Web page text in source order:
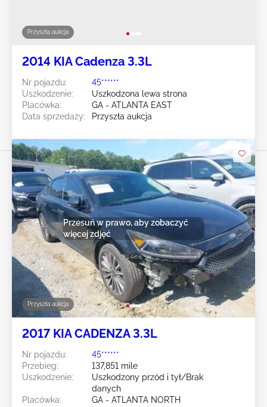
Przyszła aukcja
2014 KIA Cadenza 3.3L
Nr pojazdu:
45******
Uszkodzenie:
Uszkodzona lewa strona
Placówka:
GA - ATLANTA EAST
Data sprzedaży:
Przyszła aukcja
Przyszła aukcja
Przesuń w prawo, aby zobaczyć
więcej zdjęć
2017 KIA CADENZA 3.3L
Nr pojazdu:
45******
Przebieg:
137,851 mile
Uszkodzenie:
Uszkodzony przód i tył/Brak
danych
Placówka:
GA - ATLANTA NORTH